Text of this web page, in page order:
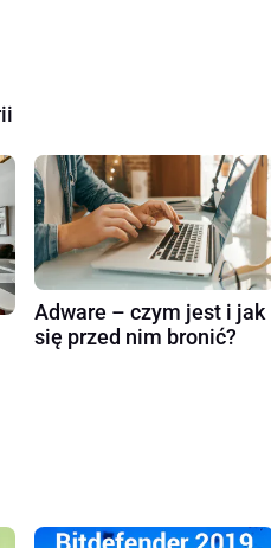
Adware – czym jest i jak
się przed nim bronić?